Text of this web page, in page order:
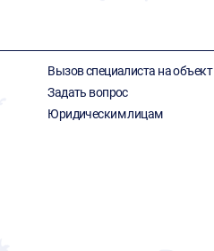
Вызов специалиста на объект
Задать вопрос
Юридическим лицам